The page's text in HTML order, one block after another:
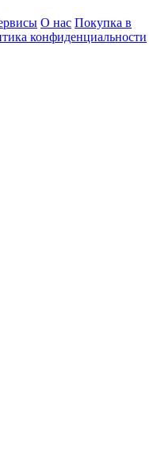
О нас Покупка в
конфиденциальности